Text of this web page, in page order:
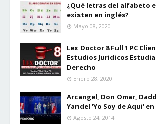
¿Qué letras del alfabeto
existen en inglés?
Mayo 08, 2020
Lex Doctor 8 Full 1 PC
Estudios Juridicos
Derecho
Enero 28, 2020
Arcangel, Don Omar,
Yandel 'Yo Soy de Aqui' en
Agosto 24, 2014